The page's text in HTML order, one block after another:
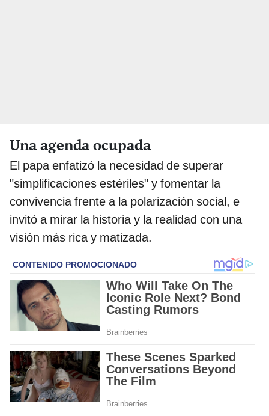
Una agenda ocupada
El papa enfatizó la necesidad de superar
"simplificaciones estériles" y fomentar la
convivencia frente a la polarización social, e
invitó a mirar la historia y la realidad con una
visión más rica y matizada.